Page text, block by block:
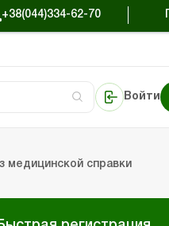
+38(044)334-62-70
Войти
медицинской справки